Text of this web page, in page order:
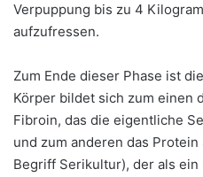
Verpuppung bis zu 4
aufzufressen.
Zum Ende dieser Phase ist
Körper bildet sich zum einen
Fibroin, das die eigentliche
und zum anderen das
Begriff Serikultur), der als